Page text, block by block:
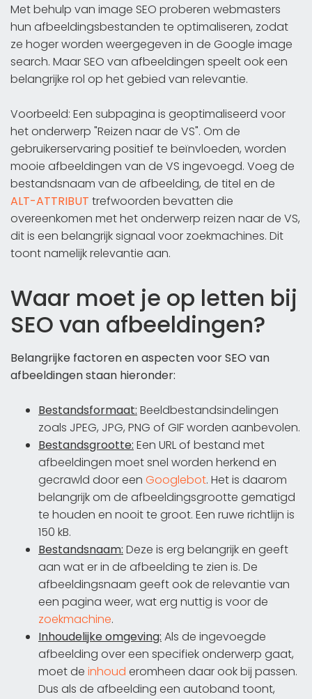
Met behulp van image SEO proberen webmasters
hun afbeeldingsbestanden te optimaliseren, zodat
ze hoger worden weergegeven in de Google image
search. Maar SEO van afbeeldingen speelt ook een
belangrijke rol op het gebied van relevantie.
Voorbeeld: Een subpagina is geoptimaliseerd voor
het onderwerp "Reizen naar de VS". Om de
gebruikerservaring positief te beïnvloeden, worden
mooie afbeeldingen van de VS ingevoegd. Voeg de
bestandsnaam van de afbeelding, de titel en de
ALT-ATTRIBUT trefwoorden bevatten die
overeenkomen met het onderwerp reizen naar de VS,
dit is een belangrijk signaal voor zoekmachines. Dit
toont namelijk relevantie aan.
Waar moet je op letten bij
SEO van afbeeldingen?
Belangrijke factoren en aspecten voor SEO van
afbeeldingen staan hieronder:
Bestandsformaat: Beeldbestandsindelingen
zoals JPEG, JPG, PNG of GIF worden aanbevolen.
Bestandsgrootte: Een URL of bestand met
afbeeldingen moet snel worden herkend en
gecrawld door een Googlebot. Het is daarom
belangrijk om de afbeeldingsgrootte gematigd
te houden en nooit te groot. Een ruwe richtlijn is
150 kB.
Bestandsnaam: Deze is erg belangrijk en geeft
aan wat er in de afbeelding te zien is. De
afbeeldingsnaam geeft ook de relevantie van
een pagina weer, wat erg nuttig is voor de
zoekmachine.
Inhoudelijke omgeving: Als de ingevoegde
afbeelding over een specifiek onderwerp gaat,
moet de inhoud eromheen daar ook bij passen.
Dus als de afbeelding een autoband toont,